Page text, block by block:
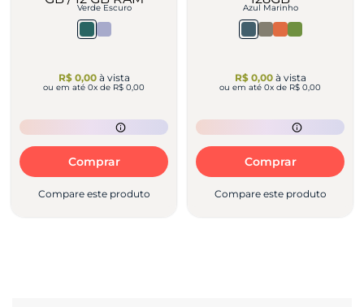
Verde Escuro
R$ 0,00à vista
ou em até 0x de R$ 0,00
Comprar
Compare este produto
Azul Marinho
R$ 0,00à vista
ou em até 0x de R$ 0,00
Comprar
Compare este produto